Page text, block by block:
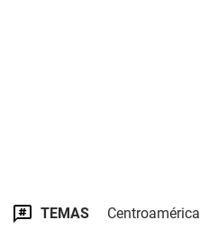
TEMAS Centroamérica